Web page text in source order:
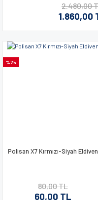
2.480,00
1.860,00
%25
Polisan X7 Kırmızı-Siyah Eldiven
80,00 TL
60,00 TL